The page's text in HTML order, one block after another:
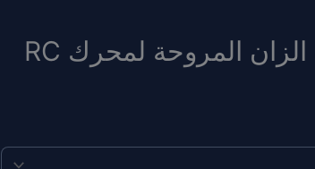
DFDL عالية الكفاءة CW الخشب الزان المروحة لمحرك RC